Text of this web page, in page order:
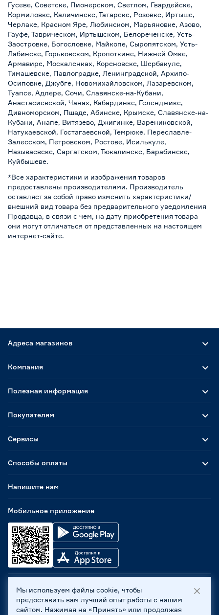
Гусеве, Советске, Пионерском, Светлом, Гвардейске,
Кормиловке, Каличинске, Татарске, Розовке, Иртыше,
Черлаке, Красном Яре, Любинском, Марьяновке, Азово,
Гауфе, Таврическом, Иртышском, Белореченске, Усть-
Заостровке, Богословке, Майкопе, Сыропятском, Усть-
Лабинске, Горьковском, Кропоткине, Нижней Омке,
Армавире, Москаленках, Кореновске, Шербакуле,
Тимашевске, Павлоградке, Ленинградской, Архипо-
Осиповке, Джубге, Новомихайловском, Лазаревском,
Туапсе, Адлере, Сочи, Славянске-на-Кубани,
Анастасиевской, Чанах, Кабардинке, Геленджике,
Дивноморском, Пшаде, Абинске, Крымске, Славянске-на-
Кубани, Анапе, Витязево, Джигинке, Варениковской,
Натухаевской, Гостагаевской, Темрюке, Переславле-
Залесском, Петровском, Ростове, Исилькуле,
Называевске, Саргатском, Тюкалинске, Барабинске,
Куйбышеве.
*Все характеристики и изображения товаров
предоставлены производителями. Производитель
оставляет за собой право изменить характеристики/
внешний вид товара без предварительного уведомления
Продавца, в связи с чем, на дату приобретения товара
они могут отличаться от представленных на настоящем
интернет-сайте.
Адреса магазинов
Способы оплаты
Мобильное приложение
Компания
Полезная информация
Покупателям
Сервисы
Напишите нам
ООО «Бауцентр Рус» 2004 -2026, 236029, г. Калининград,
ул. А.Невского, 205. ИНН 7702596813, КПП 390601001 ©
Все права защищены
Мы используем файлы cookie, чтобы
предоставить вам лучший опыт работы с нашим
сайтом. Нажимая на «Принять» или продолжая